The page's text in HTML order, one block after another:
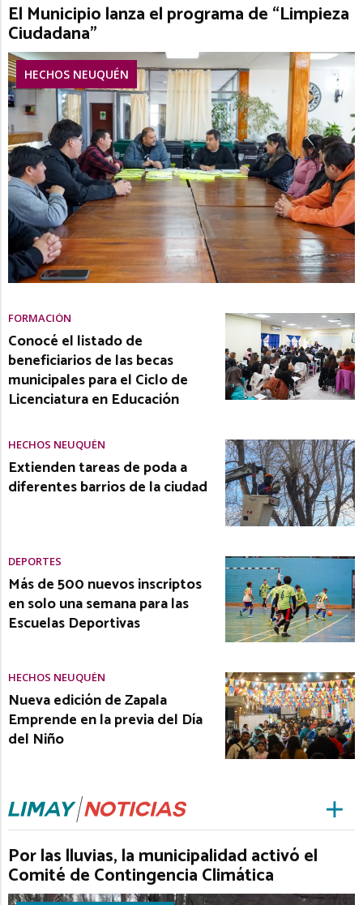
El Municipio lanza el programa de “Limpieza
Ciudadana”
HECHOS NEUQUÉN
FORMACIÓN
Conocé el listado de
beneficiarios de las becas
municipales para el Ciclo de
Licenciatura en Educación
HECHOS NEUQUÉN
Extienden tareas de poda a
diferentes barrios de la ciudad
DEPORTES
Más de 500 nuevos inscriptos
en solo una semana para las
Escuelas Deportivas
HECHOS NEUQUÉN
Nueva edición de Zapala
Emprende en la previa del Día
del Niño
Por las lluvias, la municipalidad activó el
Comité de Contingencia Climática